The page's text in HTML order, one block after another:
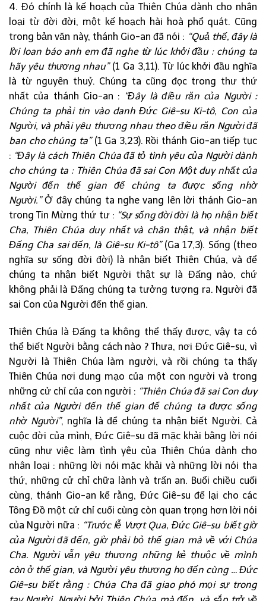
4. Đó chính là kế hoạch của Thiên Chúa dành cho nhân
loại từ đời đời, một kế hoạch hài hoà phổ quát. Cũng
trong bản văn này, thánh Gio-an đã nói : “Quả thế, đây là
lời loan báo anh em đã nghe từ lúc khởi đầu : chúng ta
hãy yêu thương nhau”(1 Ga 3,11). Từ lúc khởi đầu nghĩa
là từ nguyên thuỷ. Chúng ta cũng đọc trong thư thứ
nhất của thánh Gio-an : “Đây là điều răn của Người :
Chúng ta phải tin vào danh Đức Giê-su Ki-tô, Con của
Người, và phải yêu thương nhau theo điều răn Người đã
ban cho chúng ta”(1 Ga 3,23). Rồi thánh Gio-an tiếp tục
: “Đây là cách Thiên Chúa đã tỏ tình yêu của Người dành
cho chúng ta : Thiên Chúa đã sai Con Một duy nhất của
Người đến thế gian để chúng ta được sống nhờ
Người.”Ở đây chúng ta nghe vang lên lời thánh Gio-an
trong Tin Mừng thứ tư : “Sự sống đời đời là họ nhận biết
Cha, Thiên Chúa duy nhất và chân thật, và nhận biết
Đấng Cha sai đến, là Giê-su Ki-tô”(Ga 17,3). Sống (theo
nghĩa sự sống đời đời) là nhận biết Thiên Chúa, và để
chúng ta nhận biết Người thật sự là Đấng nào, chứ
không phải là Đấng chúng ta tưởng tượng ra. Người đã
sai Con của Người đến thế gian.
Thiên Chúa là Đấng ta không thể thấy được, vậy ta có
thể biết Người bằng cách nào ? Thưa, nơi Đức Giê-su, vì
Người là Thiên Chúa làm người, và rồi chúng ta thấy
Thiên Chúa nơi dung mạo của một con người và trong
những cử chỉ của con người : “Thiên Chúa đã sai Con duy
nhất của Người đến thế gian để chúng ta được sống
nhờ Người”, nghĩa là để chúng ta nhận biết Người. Cả
cuộc đời của mình, Đức Giê-su đã mặc khải bằng lời nói
cũng như việc làm tình yêu của Thiên Chúa dành cho
nhân loại : những lời nói mặc khải và những lời nói tha
thứ, những cử chỉ chữa lành và trấn an. Buổi chiều cuối
cùng, thánh Gio-an kể rằng, Đức Giê-su để lại cho các
Tông Đồ một cử chỉ cuối cùng còn quan trọng hơn lời nói
của Người nữa : “Trước lễ Vượt Qua, Đức Giê-su biết giờ
của Người đã đến, giờ phải bỏ thế gian mà về với Chúa
Cha. Người vẫn yêu thương những kẻ thuộc về mình
còn ở thế gian, và Người yêu thương họ đến cùng … Đức
Giê-su biết rằng : Chúa Cha đã giao phó mọi sự trong